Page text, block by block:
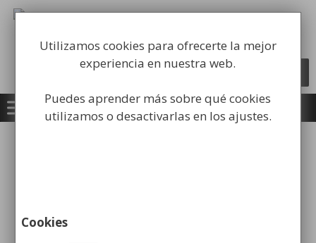
Saltar
contenido
equipamiento para la higiene industrial
Búsqueda
Utilizamos cookies para ofrecerte la mejor
experiencia en nuestra web.
Puedes aprender más sobre qué cookies
utilizamos o desactivarlas en los ajustes.
Cookies